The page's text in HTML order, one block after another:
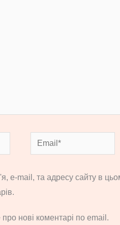
Email*
e-mail, та адресу сайту в
нові коментарі по email.